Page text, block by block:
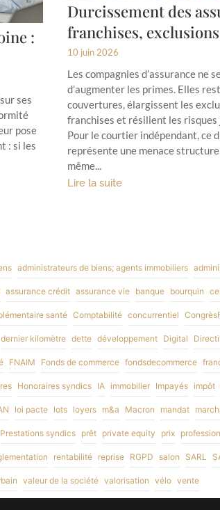
:
ses
pose
: si les
Durcissement des
franchises,
10 juin 2026
Les compagnies d’assurance ne
d’augmenter les primes. Elles
couvertures, élargissent les
franchises et résilient les
Pour le courtier indépendant, ce
représente une menace
même...
Lire la suite
administrateurs de biens; agents immobiliers
assurance crédit assurance vie banque bourquin
santé Comptabilité concurrentiel
dernier kilomètre dette développement Digital
FNAIM Fonds de commerce fondsdecommerce
Honoraires syndics IA immobilier Impayés impôt
loi pacte lots loyers m&a Macron mandat
Prestations syndics prêt private equity prix
rentabilité reprise RGPD salon SARL
valeur de la société valorisation vélo vente